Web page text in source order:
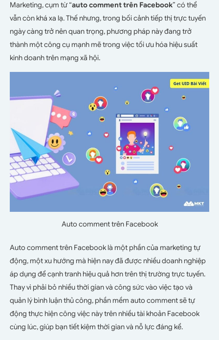
Marketing, cụm từ “auto comment trên Facebook” có thể
vẫn còn khá xa lạ. Thế nhưng, trong bối cảnh tiếp thị trực tuyến
ngày càng trở nên quan trọng, phương pháp này đang trở
thành một công cụ mạnh mẽ trong việc tối ưu hóa hiệu suất
kinh doanh trên mạng xã hội.
Auto comment trên Facebook
Auto comment trên Facebook là một phần của marketing tự
động, một xu hướng mà hiện nay đã được nhiều doanh nghiệp
áp dụng để cạnh tranh hiệu quả hơn trên thị trường trực tuyến.
Thay vì phải bỏ nhiều thời gian và công sức vào việc tạo và
quản lý bình luận thủ công, phần mềm auto comment sẽ tự
động thực hiện công việc này trên nhiều tài khoản Facebook
cùng lúc, giúp bạn tiết kiệm thời gian và nỗ lực đáng kể.